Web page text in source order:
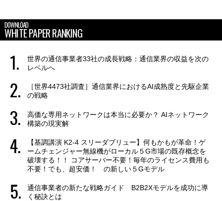
DOWNLOAD
WHITE PAPER RANKING
世界の通信事業者33社の成長戦略：通信業界の収益を次の
レベルへ
［世界4473社調査］通信業界におけるAI成熟度と先駆企業
の戦略
高価な専用ネットワークは本当に必要か？ AIネットワーク
構築の現実解
【基調講演 K2-4 スリーダブリュー】何もかもが革命！ゲ
ームチェンジャー無線機がローカル５G市場の既存概念を
破壊する！！ コアサーバー不要！毎年のライセンス費用も
不要！でも、超安価！ の新しい５Gモデル
通信事業者の新たな戦略ガイド B2B2Xモデルを成功に導
く秘訣とは